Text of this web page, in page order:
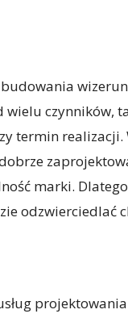
czynników,
termin realizacji.
marki.
odzwierciedlać